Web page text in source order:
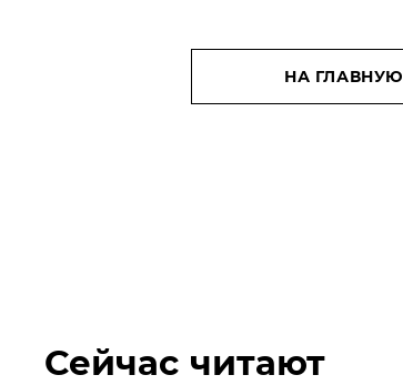
НА ГЛАВНУЮ
Сейчас читают